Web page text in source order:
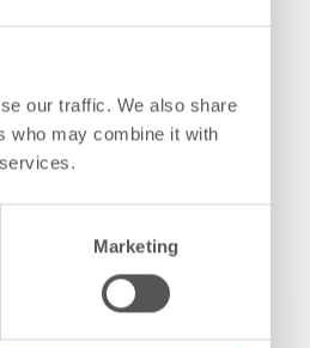
our traffic. We also share
who may combine it with
Marketing
Paino
Lämmitysala
TUTUSTU